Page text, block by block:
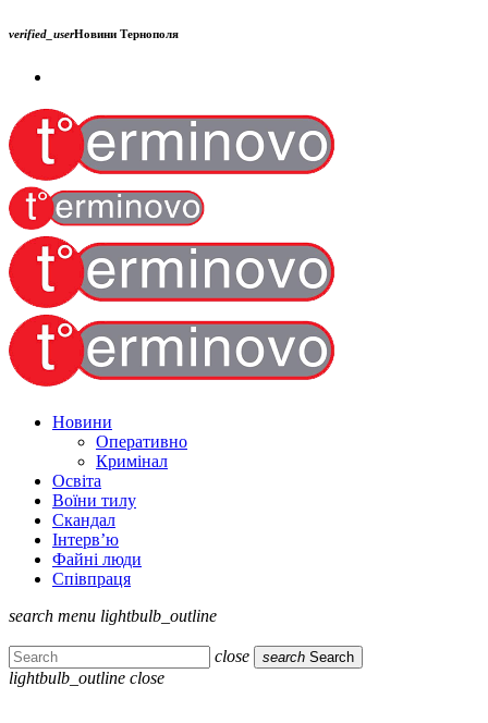
verified_userНовини Тернополя
Новини
Оперативно
Кримінал
Освіта
Воїни тилу
Скандал
Інтерв’ю
Файні люди
Співпраця
search menu lightbulb_outline
close search Search
lightbulb_outline close